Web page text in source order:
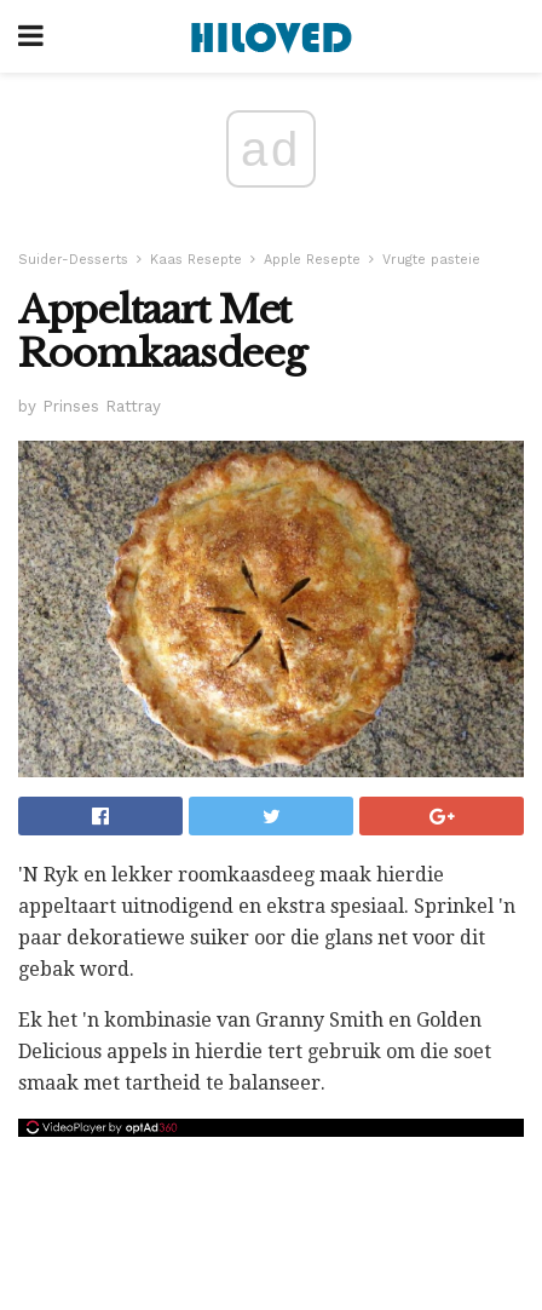
ad
Suider-Desserts Kaas Resepte Apple Resepte Vrugte pasteie
Appeltaart Met
Roomkaasdeeg
by Prinses Rattray
'N Ryk en lekker roomkaasdeeg maak hierdie
appeltaart uitnodigend en ekstra spesiaal. Sprinkel 'n
paar dekoratiewe suiker oor die glans net voor dit
gebak word.
Ek het 'n kombinasie van Granny Smith en Golden
Delicious appels in hierdie tert gebruik om die soet
smaak met tartheid te balanseer.